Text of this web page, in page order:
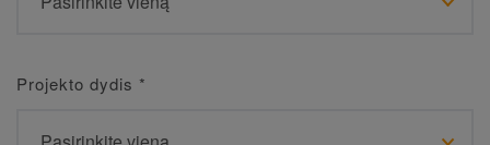
Projekto dydis *